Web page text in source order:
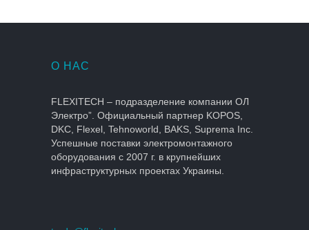
О НАС
FLEXITECH – подразделение компании ОЛ
Электро”. Официальный партнер KOPOS,
DKC, Flexel, Tehnoworld, BAKS, Suprema Inc.
Успешные поставки электромонтажного
оборудования с 2007 г. в крупнейших
инфраструктурных проектах Украины.